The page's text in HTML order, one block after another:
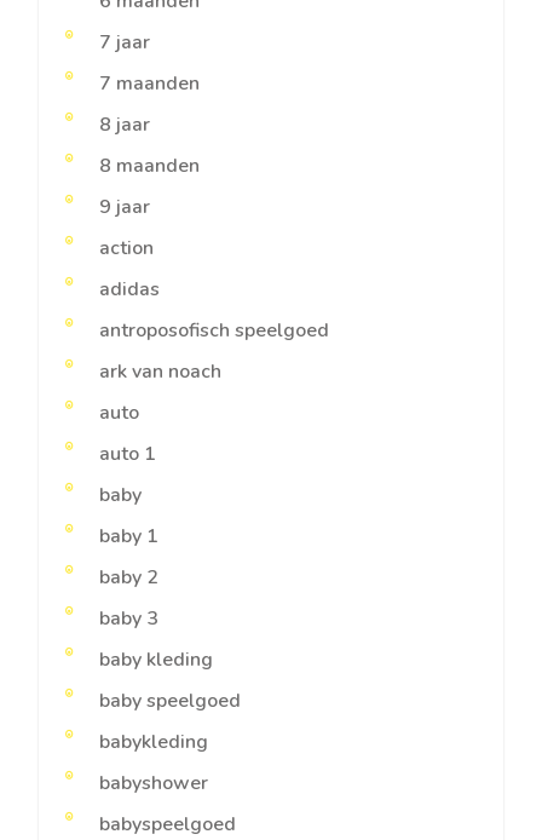
7 jaar
7 maanden
8 jaar
8 maanden
9 jaar
action
adidas
antroposofisch speelgoed
ark van noach
auto
auto 1
baby
baby 1
baby 2
baby 3
baby kleding
baby speelgoed
babykleding
babyshower
babyspeelgoed